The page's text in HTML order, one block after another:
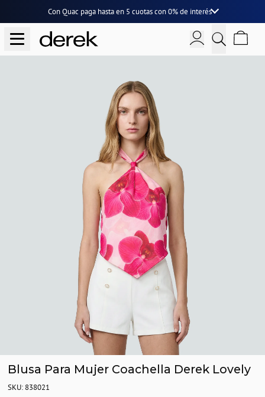
Con Quac paga hasta en 5 cuotascon0% de interés
Blusa Para Mujer Coachella Derek Lovely
SKU: 838021